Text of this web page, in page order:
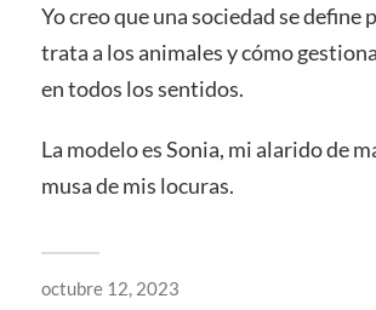
Yo creo que una sociedad se define
trata a los animales y cómo
en todos los sentidos.
La modelo es Sonia, mi alarido de
musa de mis locuras.
octubre 12, 2023